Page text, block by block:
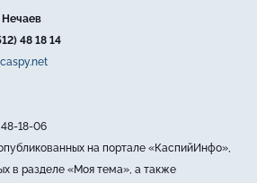
48 18 14
48-18-06
на портале «КаспийИнфо»,
в разделе «Моя тема», а также